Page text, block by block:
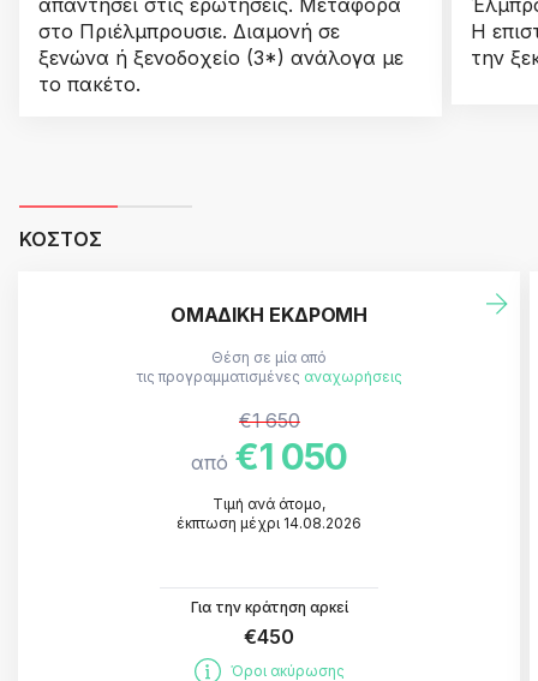
στο Πριέλμπρουσιε. Διαμονή σε
ξενώνα ή ξενοδοχείο (3*) ανάλογα με
το πακέτο.
Η
την
ΚΌΣΤΟΣ
ΟΜΑΔΙΚΉ ΕΚΔΡΟΜΉ
Θέση σε μία από
τις προγραμματισμένες αναχωρήσεις
€1 650
από €1 050
Τιμή ανά άτομο,
έκπτωση μέχρι 14.08.2026
Για την κράτηση αρκεί
€450
Όροι ακύρωσης